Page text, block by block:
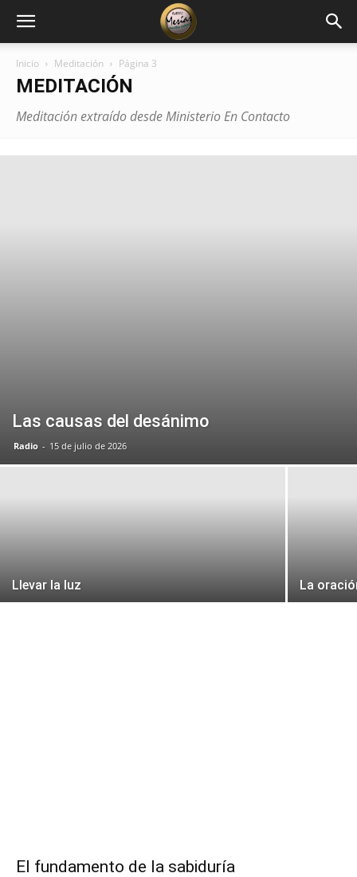
Inicio Meditación Página 3
MEDITACIÓN
Meditación extraído desde Ministerio En Contacto
Las causas del desánimo
Radio - 15 de julio de 2026
Llevar la luz La
El fundamento de la sabiduría